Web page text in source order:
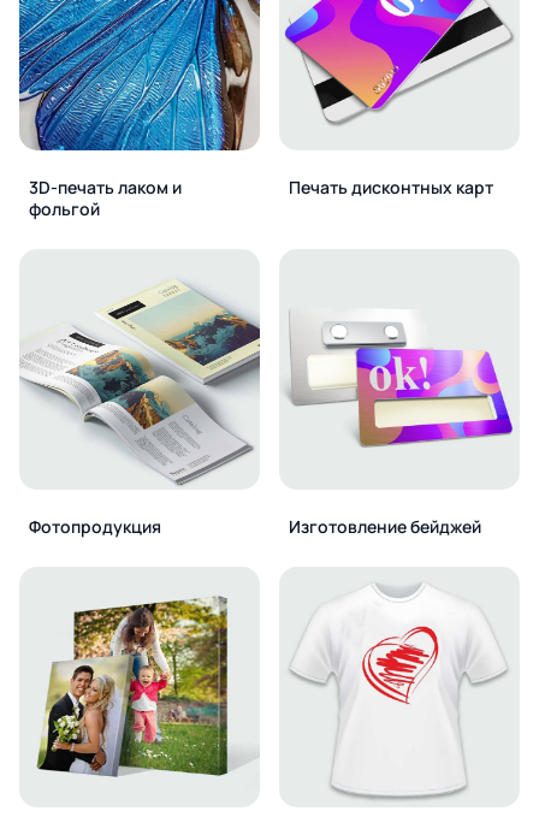
3D-печать лаком и
фольгой
Печать дисконтных карт
Фотопродукция Изготовление бейджей